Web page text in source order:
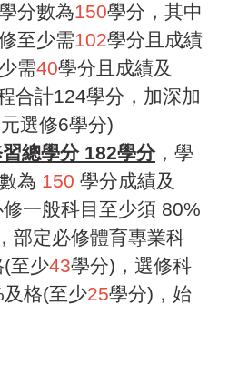
分數為150學分，其中
至少需102學分且成績
需40學分且成績及
合計124學分，加深加
選修6學分)
總學分 182學分，學
為 150 學分成績及
一般科目至少須 80%
部定必修體育專業科
(至少43學分)，選修科
格(至少25學分)，始